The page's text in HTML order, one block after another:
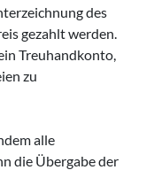
des
gezahlt werden.
Treuhandkonto,
zu
alle
die Übergabe der